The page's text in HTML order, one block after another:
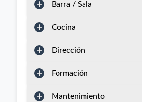
Barra / Sala
Cocina
Dirección
Formación
Mantenimiento